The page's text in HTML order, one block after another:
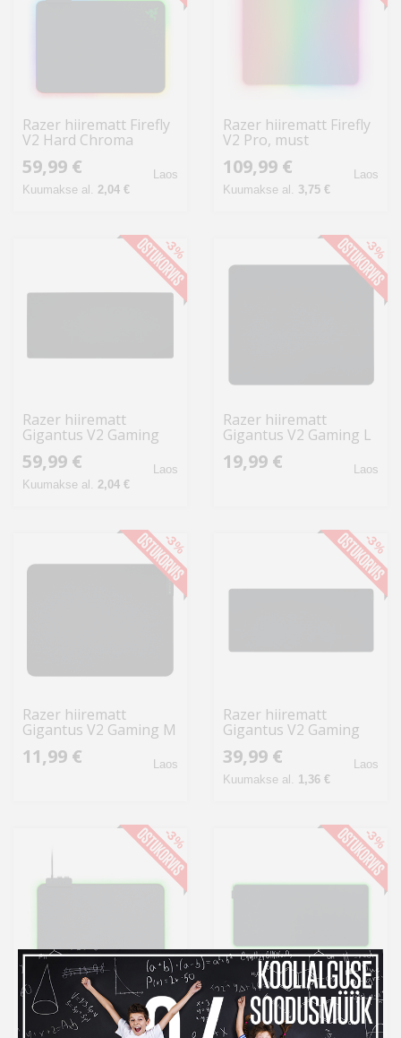
Razer hiirematt Firefly
V2 Hard Chroma
59,99 €
Kuumakse al. 2,04 €
Laos
Razer hiirematt Firefly
V2 Pro, must
109,99 €
Kuumakse al. 3,75 €
Laos
Razer hiirematt
Gigantus V2 Gaming
3XL
59,99 €
Kuumakse al. 2,04 €
Laos
-3%
Razer hiirematt
Gigantus V2 Gaming L
19,99 € Laos
-3%
Razer hiirematt
Gigantus V2 Gaming M
11,99 € Laos
-3%
Razer hiirematt
Gigantus V2 Gaming
XXL
39,99 €
Kuumakse al. 1,36 €
Laos
-3%
Razer hiirematt
Goliathus Chroma
-3%
Razer hiirematt
Goliathus Chroma 3XL
-3%